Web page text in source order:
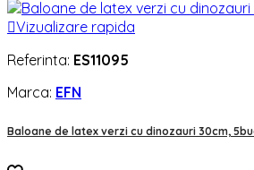
Vizualizare rapida
Referinta: ES11095
Marca: EFN
Baloane de latex verzi cu dinozauri 30cm,